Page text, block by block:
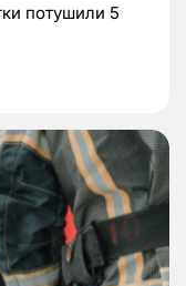
потушили 5